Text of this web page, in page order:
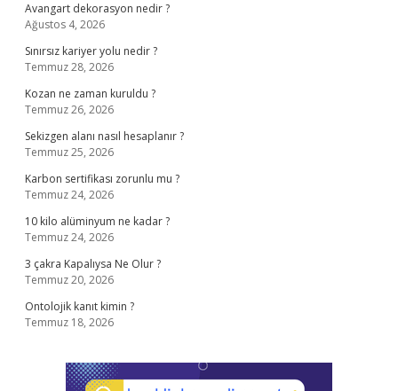
Avangart dekorasyon nedir ?
Ağustos 4, 2026
Sınırsız kariyer yolu nedir ?
Temmuz 28, 2026
Kozan ne zaman kuruldu ?
Temmuz 26, 2026
Sekizgen alanı nasıl hesaplanır ?
Temmuz 25, 2026
Karbon sertifikası zorunlu mu ?
Temmuz 24, 2026
10 kilo alüminyum ne kadar ?
Temmuz 24, 2026
3 çakra Kapalıysa Ne Olur ?
Temmuz 20, 2026
Ontolojik kanıt kimin ?
Temmuz 18, 2026